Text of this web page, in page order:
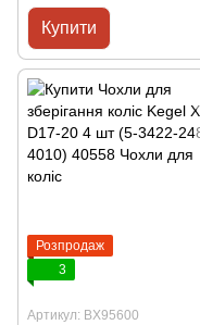
Купити
Розпродаж
3
Артикул: BX95600